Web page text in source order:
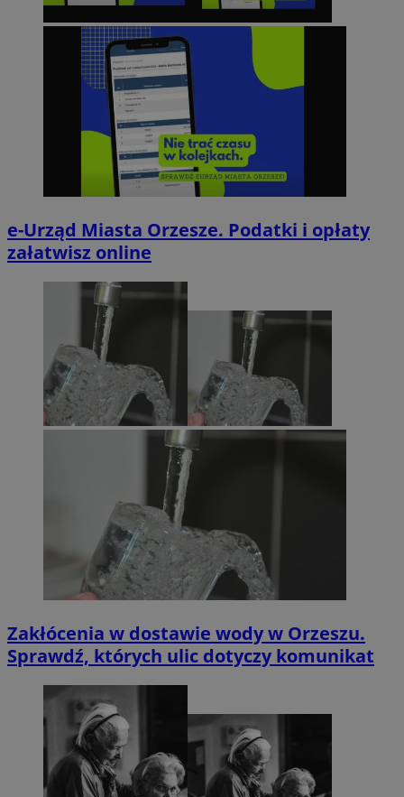
e-Urząd Miasta Orzesze. Podatki i opłaty
załatwisz online
Zakłócenia w dostawie wody w Orzeszu.
Sprawdź, których ulic dotyczy komunikat